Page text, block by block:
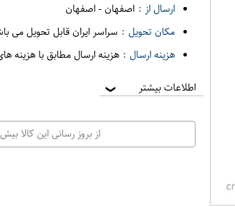
ارسال از : اصفهان-اصفهان
مکان تحویل : سراسر ایران قابل تحویل می
هزینه ارسال : هزینه ارسال مطابق با هزینه
اطلاعات بیشتر ❯
از بروز رسانی این کالا